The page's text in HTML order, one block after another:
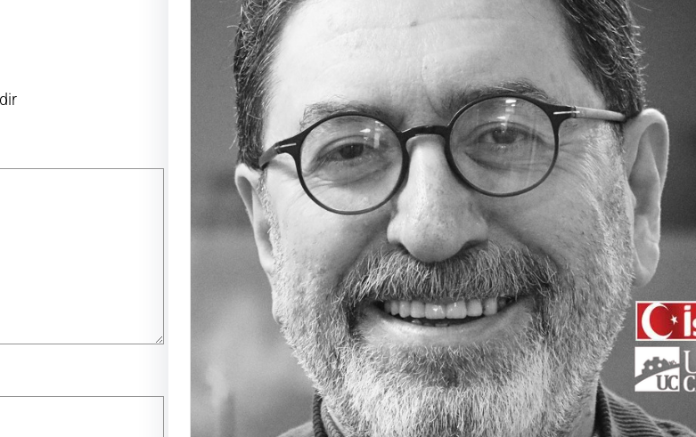
Saadete Geçiş
Mutlulukladır
UĞUR CANBOLAT
FUKARALIK boyumuzu
aşıyordu. Günlük
nafakasını çıkarmak için